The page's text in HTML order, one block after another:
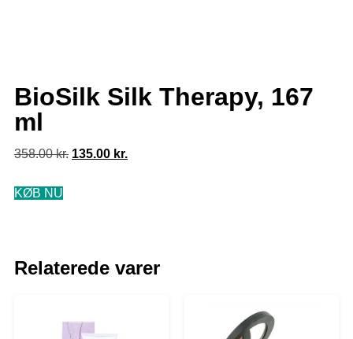
BioSilk Silk Therapy, 167
ml
358.00kr. 135.00 kr.
KØB NU
Relaterede varer